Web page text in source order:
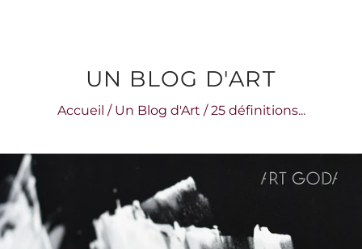
UN BLOG D'ART
Accueil / Un Blog d'Art / 25 définitions...